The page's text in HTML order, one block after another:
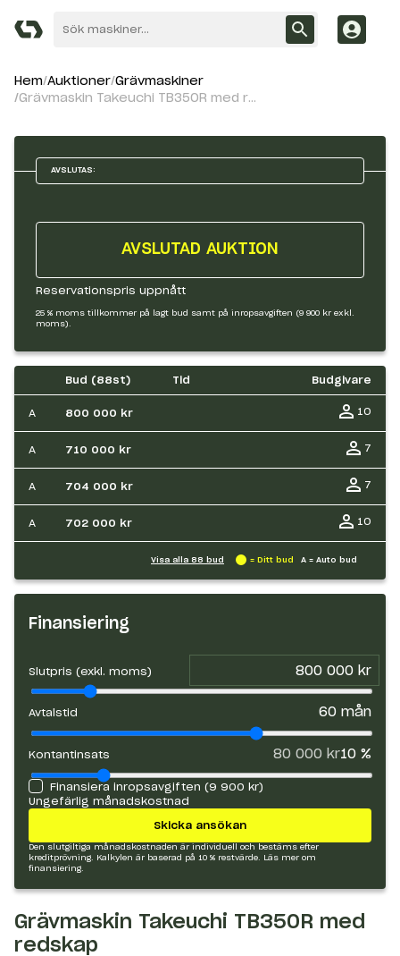
Hem Auktioner Grävmaskiner
Grävmaskin Takeuchi TB350R med redskap
AVSLUTAS:
AVSLUTAD AUKTION
Reservationspris uppnått
25 % moms tillkommer på lagt bud samt på inropsavgiften (9 900 kr exkl.
moms).
Bud (88st) Tid Budgivare
A 800 000 kr 10
A 710 000 kr 7
A 704 000 kr 7
A 702 000 kr 10
Visa alla 88 bud = Ditt bud A = Auto bud
Finansiering
Slutpris (exkl. moms)
Avtalstid 60 mån
Kontantinsats 80 000 kr10 %
Finansiera inropsavgiften (9 900 kr)
Ungefärlig månadskostnad
Skicka ansökan
Den slutgiltiga månadskostnaden är individuell och bestäms efter
kreditprövning. Kalkylen är baserad på 10 % restvärde.
Läs mer om
finansiering.
Grävmaskin Takeuchi TB350R med
redskap